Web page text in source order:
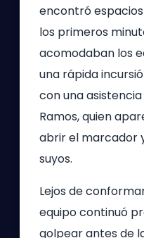
encontró
los primeros
acomodaban los
una rápida
con una
Ramos, quien
abrir el marcador
suyos.
Lejos de
equipo continuó
golpear antes de